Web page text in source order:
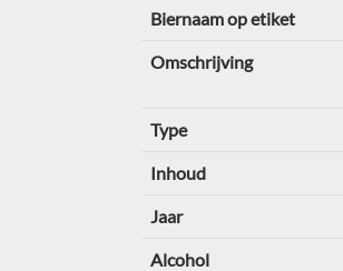
Biernaam op etiket
Omschrijving
Type
Inhoud
Jaar
Alcohol